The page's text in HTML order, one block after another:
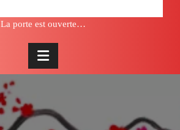
La porte est ouverte…